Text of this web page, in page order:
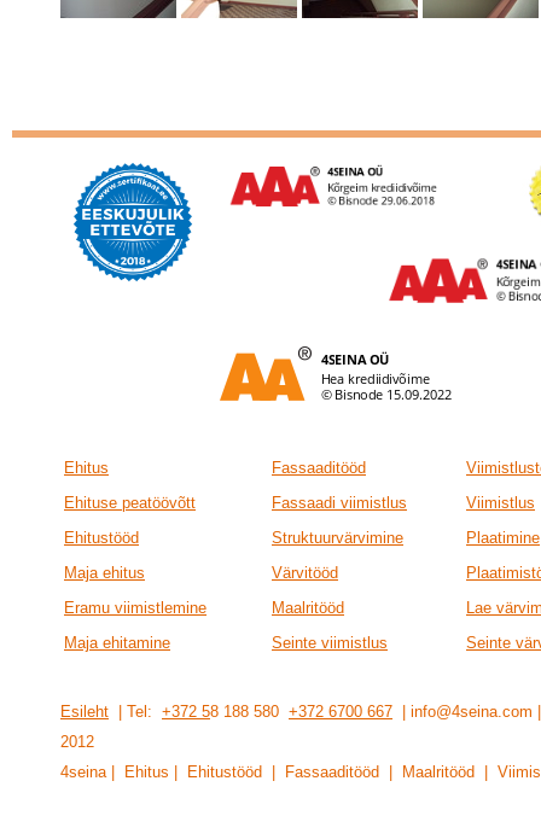
Ehitus Fassaaditööd
Ehituse peatöövõtt
Fassaadi viimistlus
Viimistlus
Ehitustööd
Struktuurvärvimine
Plaatimine
Maja ehitus
Värvitööd
Eramu viimistlemine
Maalritööd
Lae
Maja ehitamine
Seinte viimistlus Seinte
Esileht | Tel: +372 58 188 580 +372 6700 667 |
201 2
4seina | Ehitus | Ehitustööd | Fassaaditööd | Maalritööd |